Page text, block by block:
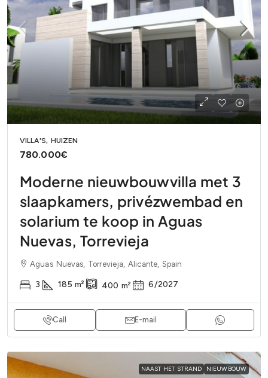
VILLA'S, HUIZEN
780.000€
Moderne nieuwbouwvilla met 3
slaapkamers, privézwembad en
solarium te koop in Aguas
Nuevas, Torrevieja
Aguas Nuevas, Torrevieja, Alicante, Spain
3 185 m² 400 m² 6/2027
Call E-mail
NAAST HET STRAND NIEUWBOUW